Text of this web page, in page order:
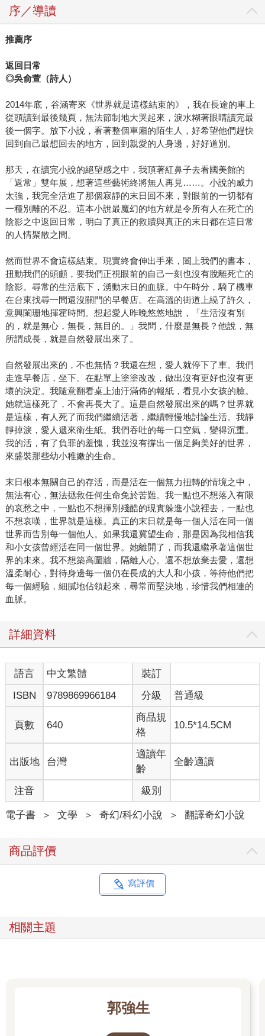
序／導讀
推薦序
返回日常
◎吳俞萱（詩人）
2014年底，谷涵寄來《世界就是這樣結束的》，我在長途的車上
從頭讀到最後幾頁，無法節制地大哭起來，淚水糊著眼睛讀完最
後一個字。放下小說，看著整個車廂的陌生人，好希望他們趕快
回到自己最想回去的地方，回到親愛的人身邊，好好道別。
那天，在讀完小說的絕望感之中，我頂著紅鼻子去看國美館的
「返常」雙年展，想著這些藝術終將無人再見……。小說的威力
太強，我完全活進了那個寂靜的末日回不來，對眼前的一切都有
一種別離的不忍。這本小說最魔幻的地方就是令所有人在死亡的
陰影之中返回日常，明白了真正的救贖與真正的末日都在這日常
的人情聚散之間。
然而世界不會這樣結束。現實終會伸出手來，闔上我們的書本，
扭動我們的頭顱，要我們正視眼前的自己一刻也沒有脫離死亡的
陰影。尋常的生活底下，湧動末日的血脈。中午時分，騎了機車
在台東找尋一間還沒關門的早餐店。在高溫的街道上繞了許久，
意興闌珊地揮霍時間。想起愛人昨晚悠悠地說，「生活沒有別
的，就是無心，無長，無目的。」我問，什麼是無長？他說，無
所謂成長，就是自然發展出來了。
自然發展出來的，不也無情？我還在想，愛人就停下了車。我們
走進早餐店，坐下。在點單上塗塗改改，做出沒有更好也沒有更
壞的決定。我隨意翻看桌上油汙滿佈的報紙，看見小女孩的臉。
她就這樣死了，不會再長大了。這是自然發展出來的嗎？世界就
是這樣，有人死了而我們繼續活著，繼續輕慢地討論生活。我靜
靜掉淚，愛人遞來衛生紙。我們吞吐的每一口空氣，變得沉重。
我的活，有了負罪的羞愧，我並沒有撐出一個足夠美好的世界，
來盛裝那些幼小稚嫩的生命。
末日根本無關自己的存活，而是活在一個無力扭轉的情境之中，
無法有心，無法拯救任何生命免於苦難。我一點也不想落入有限
的哀愁之中，一點也不想揮別殘酷的現實躲進小說裡去，一點也
不想哀嘆，世界就是這樣。真正的末日就是每一個人活在同一個
世界而告別每一個他人。如果我還冀望生命，那是因為我相信我
和小女孩曾經活在同一個世界。她離開了，而我還繼承著這個世
界的未來。我不想築高圍牆，隔離人心。還不想放棄去愛，還想
溫柔耐心，對待身邊每一個仍在長成的大人和小孩，等待他們把
每一個經驗，細膩地佔領起來，尋常而堅決地，珍惜我們相連的
血脈。
詳細資料
語言 中文繁體
裝訂
ISBN
9789869966184 分級 普通級
頁數 640
商品規
格
10.5*14.5CM
出版地 台灣
適讀年
齡
全齡適讀
注音 級別
電子書 ＞ 文學 ＞ 奇幻/科幻小說 ＞ 翻譯奇幻小說
商品評價
寫評價
相關主題
郭強生